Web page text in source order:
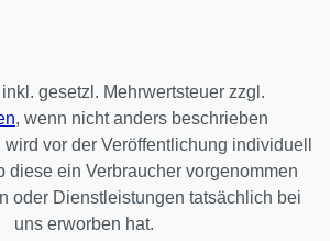
gesetzl. Mehrwertsteuer zzgl.
, wenn nicht anders beschrieben
vor der Veröffentlichung individuell
diese ein Verbraucher vorgenommen
oder Dienstleistungen tatsächlich bei
uns erworben hat.